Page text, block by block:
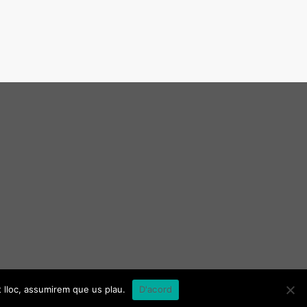
assumirem que us plau. D'acord